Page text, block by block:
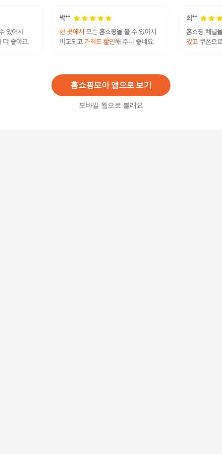
홈쇼핑모아 앱으로 보기
모바일 웹으로 볼래요
리츠 3종 리츠오리지널3개+리츠 화이트3개+리츠